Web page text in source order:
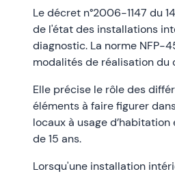
Le décret n°2006-1147 du
de l'état des installations
diagnostic. La norme NFP-
modalités de réalisation du
Elle précise le rôle des
éléments à faire figurer
locaux à usage
de 15 ans.
Lorsqu'une installation